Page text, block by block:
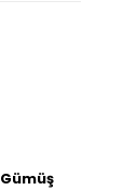
Gümüş